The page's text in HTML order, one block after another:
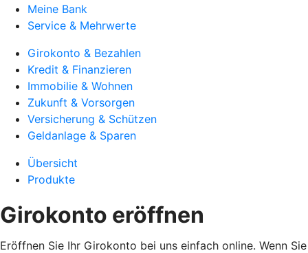
Meine Bank
Service & Mehrwerte
Girokonto & Bezahlen
Kredit & Finanzieren
Immobilie & Wohnen
Zukunft & Vorsorgen
Versicherung & Schützen
Geldanlage & Sparen
Übersicht
Produkte
Girokonto eröffnen
Eröffnen Sie Ihr Girokonto bei uns einfach online. Wenn Sie